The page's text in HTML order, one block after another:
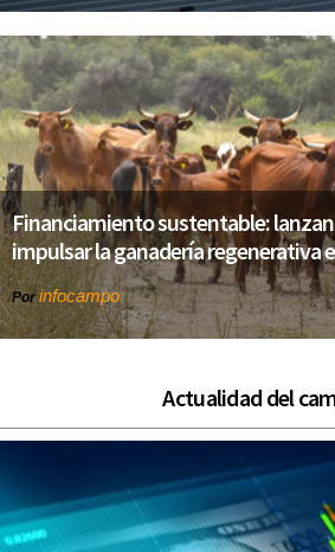
Financiamiento sustentable:
impulsar la ganadería regenerativa
Porinfocampo
Actualidad del